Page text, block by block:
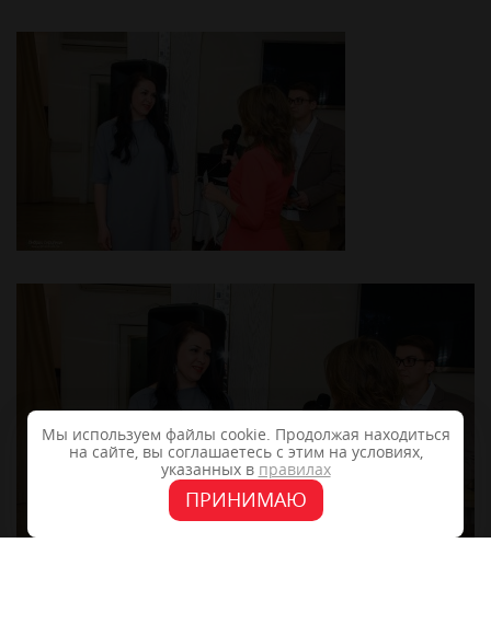
Мы используем файлы cookie. Продолжая находиться
на сайте, вы соглашаетесь с этим на условиях,
указанных в правилах
ПРИНИМАЮ